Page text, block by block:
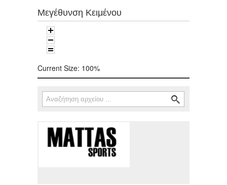
Μεγέθυνση Κειμένου
Current Size: 100%
Φόρμα αναζήτησης
Αναζήτηση